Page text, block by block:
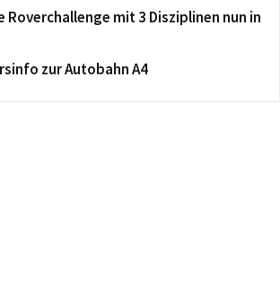
Roverchallenge mit 3 Disziplinen nun in
zur Autobahn A4